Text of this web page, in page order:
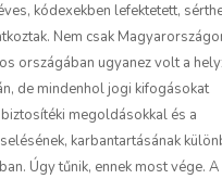
kódexekben lefektetett,
Nem csak
országában ugyanez volt a
de mindenhol jogi kifogásokat
megoldásokkal és a
karbantartásának
Úgy tűnik, ennek most vége. A